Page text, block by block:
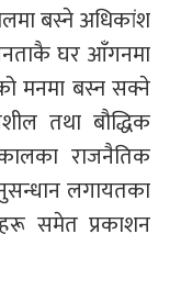
बस्ने अधिकांश
घर आँगनमा
मनमा बस्न सक्ने
तथा बौद्धिक
राजनैतिक
लगायतका
समेत प्रकाशन